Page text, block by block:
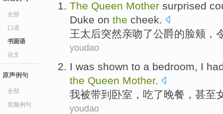
全部
口语
书面语
论文
原声例句
全部
音频例句
The Queen Mother surprised
Duke on the cheek.
王太后突然亲吻了公爵的脸颊，
youdao
I was shown to a bedroom, I
the Queen Mother.
我被带到 卧室 ， 吃了晚餐， 甚至
youdao